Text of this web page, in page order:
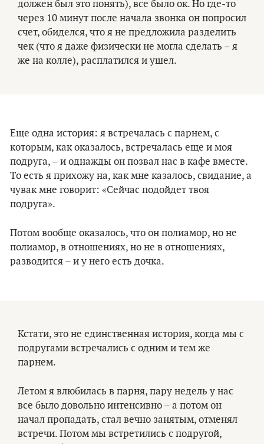
должен был это понять), все было ок. Но где-то
через 10 минут после начала звонка он попросил
счет, обиделся, что я не предложила разделить
чек (что я даже физически не могла сделать – я
же на колле), расплатился и ушел.
Еще одна история: я встречалась с парнем, с
которым, как оказалось, встречалась еще и моя
подруга, – и однажды он позвал нас в кафе вместе.
То есть я прихожу на, как мне казалось, свидание, а
чувак мне говорит: «Сейчас подойдет твоя
подруга».
Потом вообще оказалось, что он полиамор, но не
полиамор, в отношениях, но не в отношениях,
разводится – и у него есть дочка.
Кстати, это не единственная история, когда мы с
подругами встречались с одним и тем же
парнем.
Летом я влюбилась в парня, пару недель у нас
все было довольно интенсивно – а потом он
начал пропадать, стал вечно занятым, отменял
встречи. Потом мы встретились с подругой,